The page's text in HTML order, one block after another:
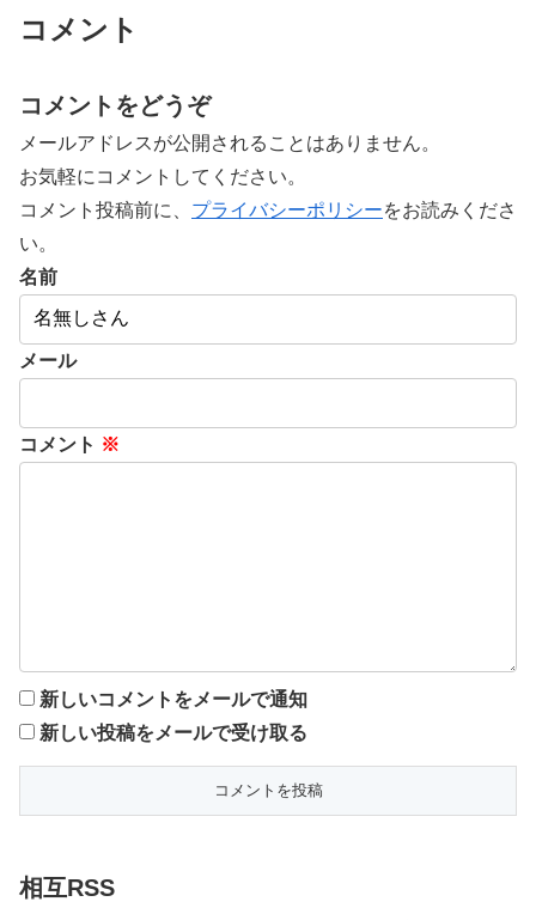
コメント
コメントをどうぞ
メールアドレスが公開されることはありません。
お気軽にコメントしてください。
コメント投稿前に、 プライバシーポリシーをお読みくださ
い。
名前
メール
コメント ※
新しいコメントをメールで通知
新しい投稿をメールで受け取る
相互RSS